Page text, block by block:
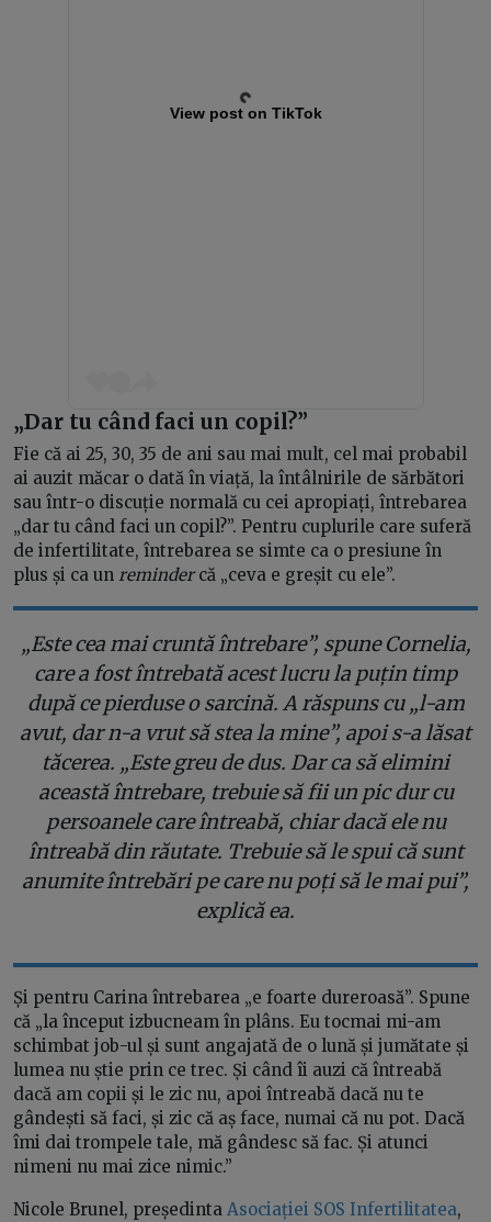
View post on TikTok
„Dar tu când faci un copil?”
Fie că ai 25, 30, 35 de ani sau mai mult, cel mai probabil
ai auzit măcar o dată în viață, la întâlnirile de sărbători
sau într-o discuție normală cu cei apropiați, întrebarea
„dar tu când faci un copil?”. Pentru cuplurile care suferă
de infertilitate, întrebarea se simte ca o presiune în
plus și ca un remindercă „ceva e greșit cu ele”.
„Este cea mai cruntă întrebare”, spune Cornelia,
care a fost întrebată acest lucru la puțin timp
după ce pierduse o sarcină. A răspuns cu „l-am
avut, dar n-a vrut să stea la mine”, apoi s-a lăsat
tăcerea. „Este greu de dus. Dar ca să elimini
această întrebare, trebuie să fii un pic dur cu
persoanele care întreabă, chiar dacă ele nu
întreabă din răutate. Trebuie să le spui că sunt
anumite întrebări pe care nu poți să le mai pui”,
explică ea.
Și pentru Carina întrebarea „e foarte dureroasă”. Spune
că „la început izbucneam în plâns. Eu tocmai mi-am
schimbat job-ul și sunt angajată de o lună și jumătate și
lumea nu știe prin ce trec. Și când îi auzi că întreabă
dacă am copii și le zic nu, apoi întreabă dacă nu te
gândești să faci, și zic că aș face, numai că nu pot. Dacă
îmi dai trompele tale, mă gândesc să fac. Și atunci
nimeni nu mai zice nimic.”
Nicole Brunel, președinta Asociației SOS Infertilitatea,